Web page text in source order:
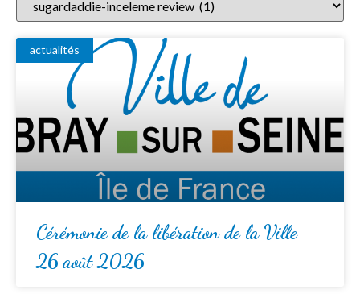
actualités
Cérémonie de la libération de la Ville
26 août 2026